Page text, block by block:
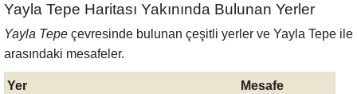
Yayla Tepe Haritası Yakınında Bulunan Yerler
Yayla Tepe çevresinde bulunan çeşitli yerler ve Yayla Tepe ile
arasındaki mesafeler.
Yer
Mesafe